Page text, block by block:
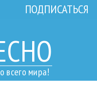
всего мира!
ПОДПИСАТЬСЯ